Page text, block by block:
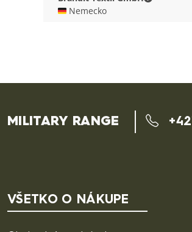
🇩🇪 Nemecko
MILITARY RANGE
VŠETKO O NÁKUPE